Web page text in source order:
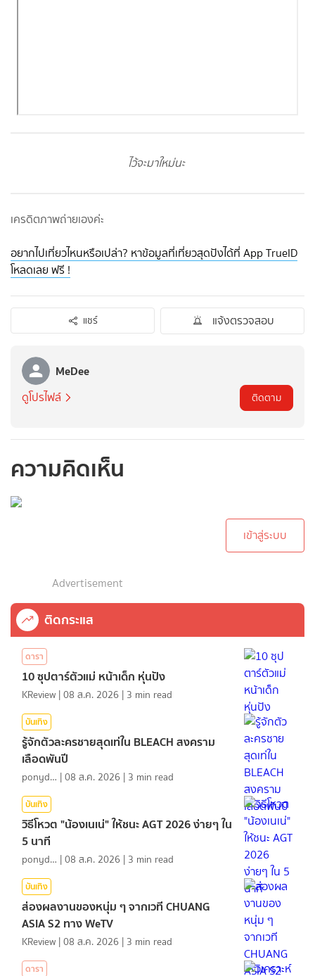
ไว้จะมาใหม่นะ
เครดิตภาพถ่ายเองค่ะ
อยากไปเที่ยวไหนหรือเปล่า? หาข้อมูลที่เที่ยวสุดปังได้ที่ App TrueID
โหลดเลย ฟรี !
แชร์ แจ้งตรวจสอบ
MeDee
ดูโปรไฟล์ ติดตาม
ความคิดเห็น
เข้าสู่ระบบ
Advertisement
ติดกระแส
ดารา
10 ซุปตาร์ตัวแม่ หน้าเด็ก หุ่นปัง
KReview |08 ส.ค. 2026 | 3 min read
บันเทิง
รู้จักตัวละครชายสุดเท่ใน BLEACH สงคราม
เลือดพันปี
ponydiary |08 ส.ค. 2026 | 3 min read
บันเทิง
วิธีโหวต "น้องเนเน่" ให้ชนะ AGT 2026 ง่ายๆ ใน
5 นาที
ponydiary |08 ส.ค. 2026 | 3 min read
บันเทิง
ส่องผลงานของหนุ่ม ๆ จากเวที CHUANG
ASIA S2 ทาง WeTV
KReview |08 ส.ค. 2026 | 3 min read
ดารา